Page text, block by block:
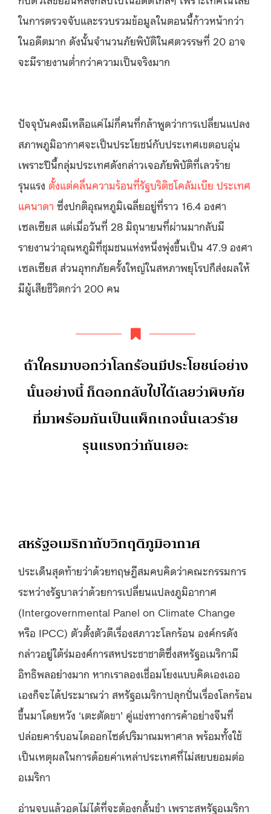
ในการตรวจจับและรวบรวมข้อมูลในตอนนี้ก้าวหน้ากว่า
ในอดีตมาก ดังนั้นจำนวนภัยพิบัติในศตวรรษที่ 20 อาจ
จะมีรายงานต่ำกว่าความเป็นจริงมาก
ปัจจุบันคงมีเหลือแค่ไม่กี่คนที่กล้าพูดว่าการเปลี่ยนแปลง
สภาพภูมิอากาศจะเป็นประโยชน์กับประเทศเขตอบอุ่น
เพราะปีนี้กลุ่มประเทศดังกล่าวเจอภัยพิบัติที่เลวร้าย
รุนแรง ตั้งแต่คลื่นความร้อนที่รัฐบริติชโคลัมเบีย ประเทศ
แคนาดา ซึ่งปกติอุณหภูมิเฉลี่ยอยู่ที่ราว 16.4 องศา
เซลเซียส แต่เมื่อวันที่ 28 มิถุนายนที่ผ่านมากลับมี
รายงานว่าอุณหภูมิที่ชุมชนแห่งหนึ่งพุ่งขึ้นเป็น 47.9 องศา
เซลเซียส ส่วนอุทกภัยครั้งใหญ่ในสหภาพยุโรปก็ส่งผลให้
มีผู้เสียชีวิตกว่า 200 คน
ถ้าใครมาบอกว่าโลกร้อนมีประโยชน์อย่าง
นั้นอย่างนี้ ก็ตอกกลับไปได้เลยว่าพิษภัย
ที่มาพร้อมกันเป็นแพ็กเกจนั้นเลวร้าย
รุนแรงกว่ากันเยอะ
สหรัฐอเมริกากับวิกฤติภูมิอากาศ
ประเด็นสุดท้ายว่าด้วยทฤษฎีสมคบคิดว่าคณะกรรมการ
ระหว่างรัฐบาลว่าด้วยการเปลี่ยนแปลงภูมิอากาศ
(Intergovernmental Panel on Climate Change
หรือ IPCC) ตัวตั้งตัวตีเรื่องสภาวะโลกร้อน องค์กรดัง
กล่าวอยู่ใต้ร่มองค์การสหประชาชาติซึ่งสหรัฐอเมริกามี
อิทธิพลอย่างมาก หากเราลองเชื่อมโยงแบบคิดเองเออ
เองก็จะได้ประมาณว่า สหรัฐอเมริกาปลุกปั่นเรื่องโลกร้อน
ขึ้นมาโดยหวัง ‘เตะตัดขา’ คู่แข่งทางการค้าอย่างจีนที่
ปล่อยคาร์บอนไดออกไซด์ปริมาณมหาศาล พร้อมทั้งใช้
เป็นเหตุผลในการด้อยค่าเหล่าประเทศที่ไม่สยบยอมต่อ
อเมริกา
อ่านจบแล้วอดไม่ได้ที่จะต้องกลั้นขำ เพราะสหรัฐอเมริกา